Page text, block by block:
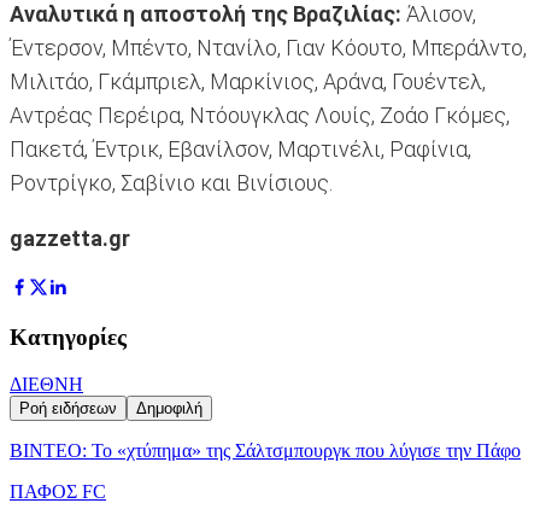
Αναλυτικά η αποστολή της Βραζιλίας: Άλισον,
Έντερσον, Μπέντο, Ντανίλο, Γιαν Κόουτο, Μπεράλντο,
Μιλιτάο, Γκάμπριελ, Μαρκίνιος, Αράνα, Γουέντελ,
Αντρέας Περέιρα, Ντόουγκλας Λουίς, Ζοάο Γκόμες,
Πακετά, Έντρικ, Εβανίλσον, Μαρτινέλι, Ραφίνια,
Ροντρίγκο, Σαβίνιο και Βινίσιους.
gazzetta.gr
Κατηγορίες
ΔΙΕΘΝΗ
Ροή ειδήσεων Δημοφιλή
ΒΙΝΤΕΟ: Το «χτύπημα» της Σάλτσμπουργκ που λύγισε την Πάφο
ΠΑΦΟΣ FC